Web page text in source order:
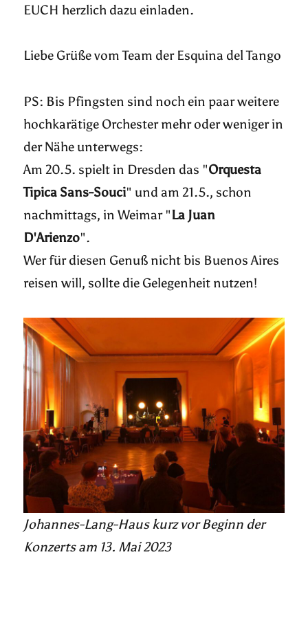
EUCH herzlich dazu einladen.
Liebe Grüße vom Team der Esquina del Tango
PS: Bis Pfingsten sind noch ein paar weitere
hochkarätige Orchester mehr oder weniger in
der Nähe unterwegs:
Am 20.5. spielt in Dresden das "Orquesta
Tipica Sans-Souci" und am 21.5., schon
nachmittags, in Weimar "La Juan
D'Arienzo".
Wer für diesen Genuß nicht bis Buenos Aires
reisen will, sollte die Gelegenheit nutzen!
Johannes-Lang-Haus kurz vor Beginn der
Konzerts am 13. Mai 2023